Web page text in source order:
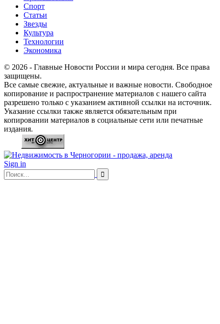
Спорт
Статьи
Звезды
Культура
Технологии
Экономика
© 2026 - Главные Новости России и мира сегодня. Все права
защищены.
Все самые свежие, актуальные и важные новости. Свободное
копирование и распространение материалов с нашего сайта
разрешено только с указанием активной ссылки на источник.
Указание ссылки также является обязательным при
копировании материалов в социальные сети или печатные
издания.
Sign in